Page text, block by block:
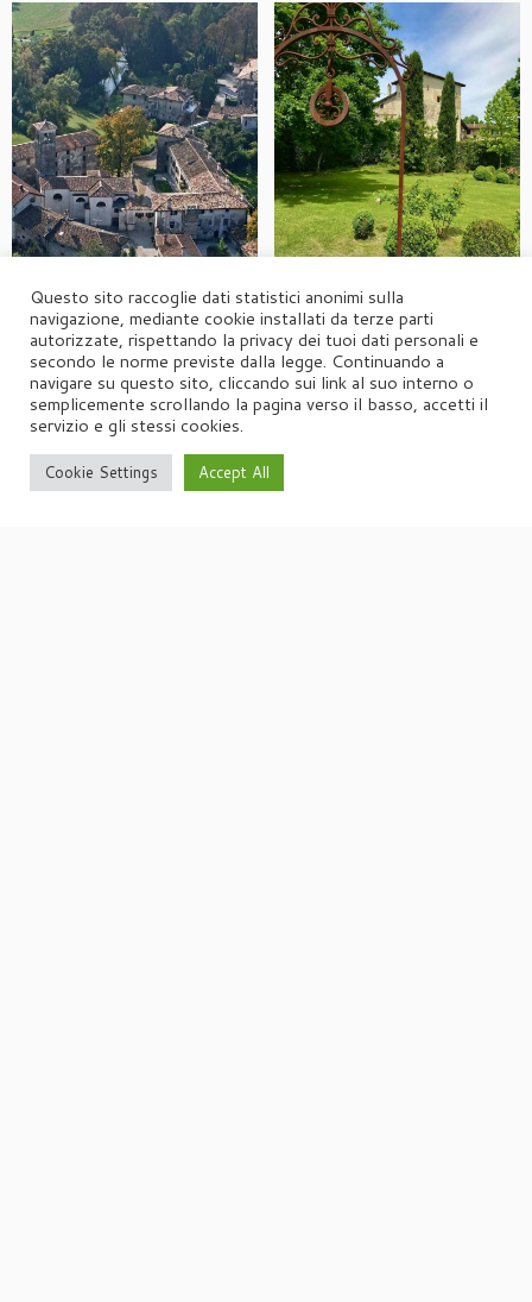
Questo sito raccoglie dati statistici anonimi sulla
navigazione, mediante cookie installati da terze parti
autorizzate, rispettando la privacy dei tuoi dati personali e
secondo le norme previste dalla legge. Continuando a
navigare su questo sito, cliccando sui link al suo interno o
semplicemente scrollando la pagina verso il basso, accetti il
servizio e gli stessi cookies.
Cookie Settings Accept All